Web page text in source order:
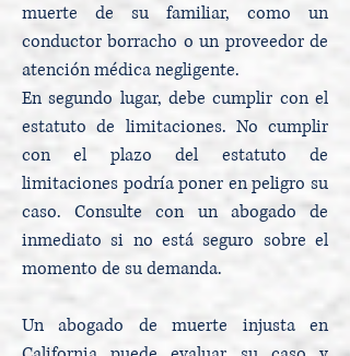
muerte de su familiar, como un
conductor borracho o un proveedor de
atención médica negligente.
En segundo lugar, debe cumplir con el
estatuto de limitaciones. No cumplir
con el plazo del estatuto de
limitaciones podría poner en peligro su
caso. Consulte con un abogado de
inmediato si no está seguro sobre el
momento de su demanda.
Un abogado de muerte injusta en